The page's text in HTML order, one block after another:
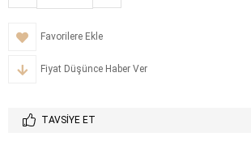
Favorilere Ekle
Fiyat Düşünce Haber Ver
TAVSIYE ET